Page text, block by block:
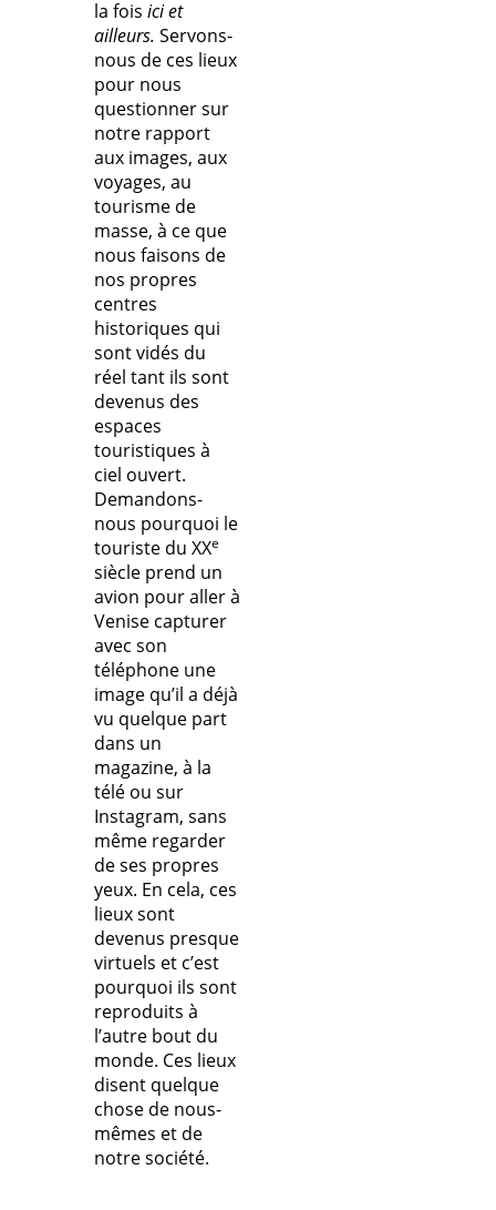
la fois ici et
ailleurs. Servons-
nous de ces lieux
pour nous
questionner sur
notre rapport
aux images, aux
voyages, au
tourisme de
masse, à ce que
nous faisons de
nos propres
centres
historiques qui
sont vidés du
réel tant ils sont
devenus des
espaces
touristiques à
ciel ouvert.
Demandons-
nous pourquoi le
touriste du XXe
siècle prend un
avion pour aller à
Venise capturer
avec son
téléphone une
image qu’il a déjà
vu quelque part
dans un
magazine, à la
télé ou sur
Instagram, sans
même regarder
de ses propres
yeux. En cela, ces
lieux sont
devenus presque
virtuels et c’est
pourquoi ils sont
reproduits à
l’autre bout du
monde. Ces lieux
disent quelque
chose de nous-
mêmes et de
notre société.